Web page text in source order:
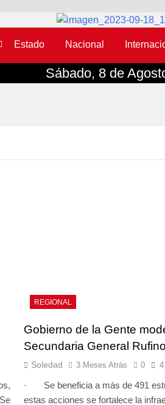
Estado Nacional
Sábado, 8 de
REGIONAL
Gobierno de la Gente
Secundaria General
Soledad 3 Meses Atrás 0
· Se beneficia a más de 491
estas acciones se fortalece la